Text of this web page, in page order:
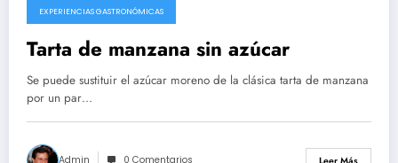
EXPERIENCIAS GASTRONÓMICAS
Tarta de manzana sin azúcar
Se puede sustituir el azúcar moreno de la clásica tarta de manzana
por un par…
Admin 0 Comentarios